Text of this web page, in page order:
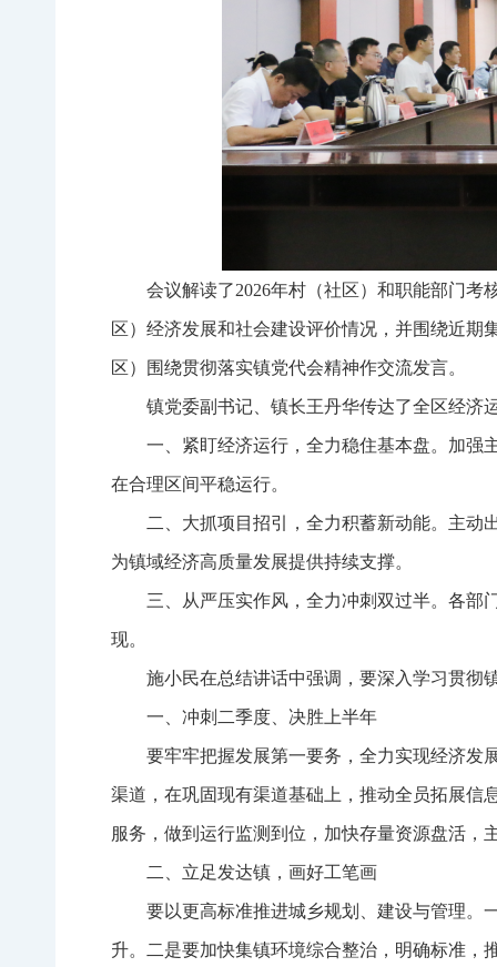
会议解读了2026年村（社区）和职能部门考
区）经济发展和社会建设评价情况，并围绕近
区）围绕贯彻落实镇党代会精神作交流发言。
镇党委副书记、镇长王丹华传达了全区经济
一、紧盯经济运行，全力稳住基本盘。加强
在合理区间平稳运行。
二、大抓项目招引，全力积蓄新动能。主动
为镇域经济高质量发展提供持续支撑。
三、从严压实作风，全力冲刺双过半。各部
现。
施小民在总结讲话中强调，要深入学习贯彻
一、冲刺二季度、决胜上半年
要牢牢把握发展第一要务，全力实现经济发
渠道，在巩固现有渠道基础上，推动全员拓展信
服务，做到运行监测到位，加快存量资源盘活，
二、立足发达镇，画好工笔画
要以更高标准推进城乡规划、建设与管理。
升。二是要加快集镇环境综合整治，明确标准，